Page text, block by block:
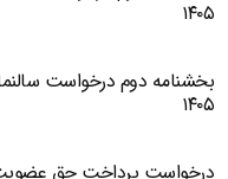
۱۴۰۵
بخشنامه دوم درخواست
۱۴۰۵